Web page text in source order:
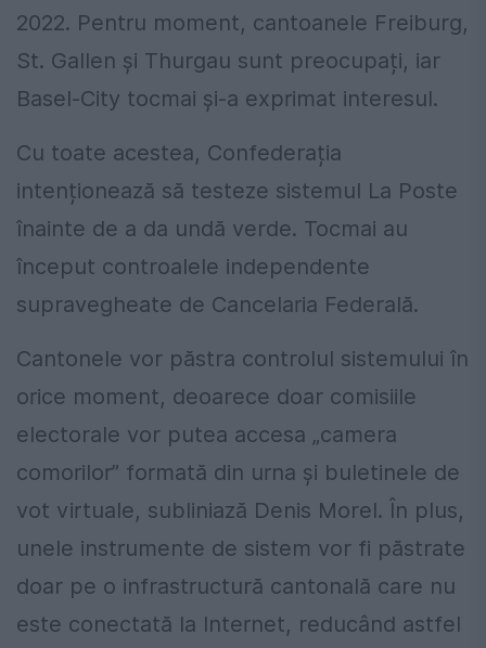
2022. Pentru moment, cantoanele Freiburg,
St. Gallen și Thurgau sunt preocupați, iar
Basel-City tocmai și-a exprimat interesul.
Cu toate acestea, Confederația
intenționează să testeze sistemul La Poste
înainte de a da undă verde. Tocmai au
început controalele independente
supravegheate de Cancelaria Federală.
Cantonele vor păstra controlul sistemului în
orice moment, deoarece doar comisiile
electorale vor putea accesa „camera
comorilor” formată din urna și buletinele de
vot virtuale, subliniază Denis Morel. În plus,
unele instrumente de sistem vor fi păstrate
doar pe o infrastructură cantonală care nu
este conectată la Internet, reducând astfel